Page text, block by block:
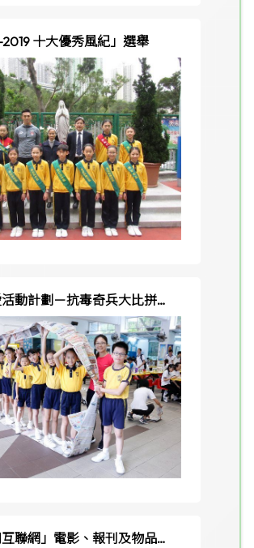
2019 十大優秀風紀」選舉
動計劃－抗毒奇兵大比拼小
比賽冠軍及定向比賽季軍
互聯網」電影、報刊及物品管